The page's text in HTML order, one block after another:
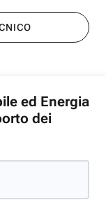
ed Energia
dei